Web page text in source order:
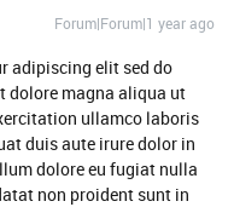
Forum|Forum|1 year ago
adipiscing elit sed do
dolore magna aliqua ut
ullamco laboris
duis aute irure dolor in
dolore eu fugiat nulla
non proident sunt in